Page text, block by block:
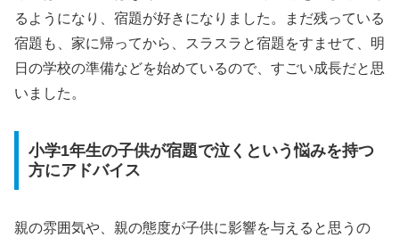
るようになり、宿題が好きになりました。まだ残っている
宿題も、家に帰ってから、スラスラと宿題をすませて、明
日の学校の準備などを始めているので、すごい成長だと思
いました。
小学1年生の子供が宿題で泣くという悩みを持つ
方にアドバイス
親の雰囲気や、親の態度が子供に影響を与えると思うの